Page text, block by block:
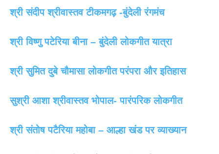
श्री संदीप श्रीवास्तव टीकमगढ़ -बुंदेली रंगमंच
श्री विष्णु पटेरिया बीना – बुंदेली लोकगीत यात्रा
श्री सुमित दुबे चौमासा लोकगीत परंपरा और इतिहास
सुश्री आशा श्रीवास्तव भोपाल- पारंपरिक लोकगीत
श्री संतोष पटैरिया महोबा – आल्हा खंड पर व्याख्यान